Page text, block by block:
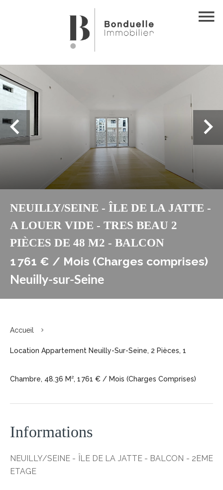
NEUILLY/SEINE - ÎLE DE LA JATTE -
A LOUER VIDE - TRES BEAU 2
PIÈCES DE 48 M2 - BALCON
1 761 € / Mois (Charges comprises)
Neuilly-sur-Seine
Accueil
Location Appartement Neuilly-Sur-Seine, 2 Pièces, 1
Chambre, 48.36 M², 1 761 € / Mois (Charges Comprises)
Informations
NEUILLY/SEINE - ÎLE DE LA JATTE - BALCON - 2EME
ETAGE